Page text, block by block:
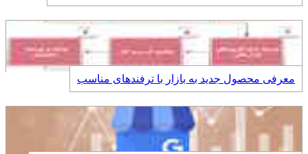
معرفی محصول جدید به بازار با ترفندهای مناسب